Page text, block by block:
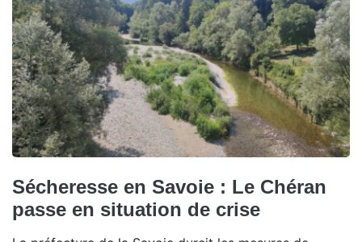
Sécheresse en Savoie : Le Chéran
passe en situation de crise